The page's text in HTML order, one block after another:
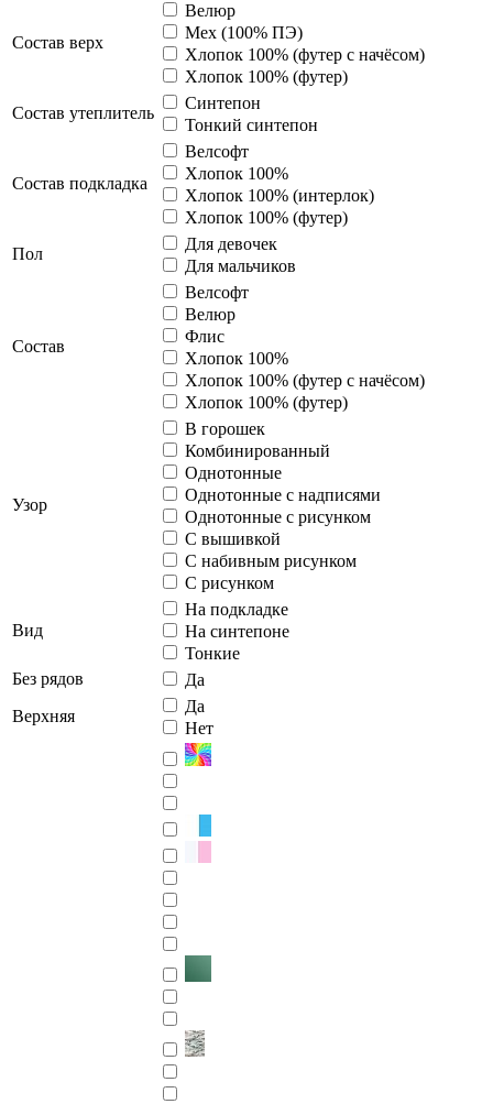
Состав верх
Велюр
Мех (100% ПЭ)
Хлопок 100% (футер с начёсом)
Хлопок 100% (футер)
Состав утеплитель
Синтепон
Тонкий синтепон
Cостав подкладка
Велсофт
Хлопок 100%
Хлопок 100% (интерлок)
Хлопок 100% (футер)
Пол
Для девочек
Для мальчиков
Состав
Велсофт
Велюр
Флис
Хлопок 100%
Хлопок 100% (футер с начёсом)
Хлопок 100% (футер)
Узор
В горошек
Комбинированный
Однотонные
Однотонные с надписями
Однотонные с рисунком
С вышивкой
С набивным рисунком
С рисунком
Вид
На подкладке
На синтепоне
Тонкие
Без рядов
Да
Верхняя
Да
Нет